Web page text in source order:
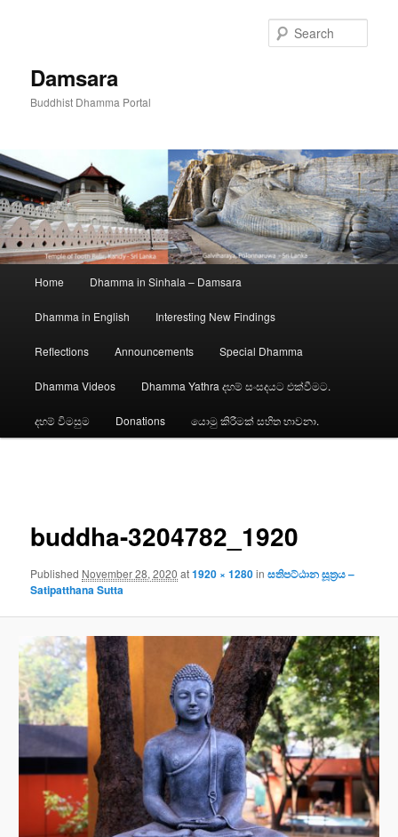
Damsara
Buddhist Dhamma Portal
Home Dhamma in Sinhala – Damsara
Dhamma in English Interesting New Findings
Reflections Announcements Special Dhamma
Dhamma Videos Dhamma Yathra දහම් සංසදයට එක්වීමට.
දහම් විමසුම Donations යොමු කිරීමක් සහිත භාවනා.
buddha-3204782_1920
Published November 28, 2020 at1920 × 1280inසතිපට්ඨාන සූත්‍රය –
Satipatthana Sutta